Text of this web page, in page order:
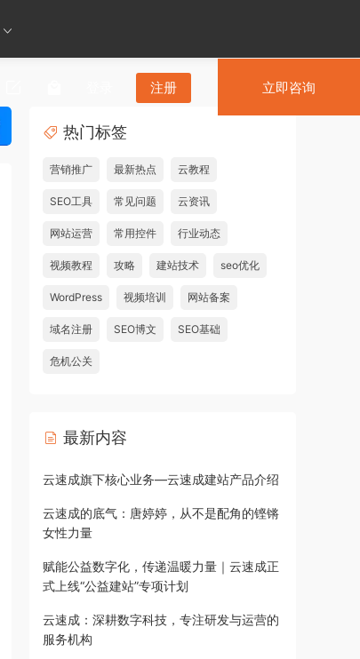
注册 立即咨询
热门标签
营销推广 最新热点 云教程
SEO工具 常见问题 云资讯
网站运营 常用控件 行业动态
视频教程 攻略 建站技术 seo优化
WordPress 视频培训 网站备案
域名注册 SEO博文 SEO基础
危机公关
最新内容
云速成旗下核心业务—云速成建站产品介绍
云速成的底气：唐婷婷，从不是配角的铿锵
女性力量
赋能公益数字化，传递温暖力量｜云速成正
式上线“公益建站”专项计划
云速成：深耕数字科技，专注研发与运营的
服务机构